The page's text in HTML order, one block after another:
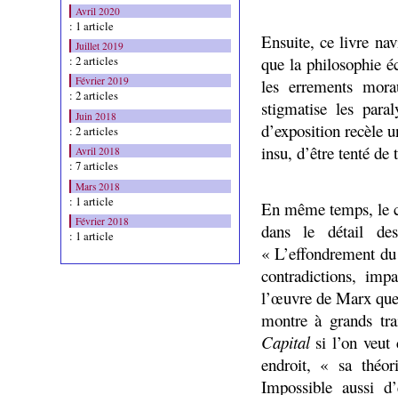
Avril 2020
: 1 article
Juillet 2019
: 2 articles
Février 2019
: 2 articles
Juin 2018
: 2 articles
Avril 2018
: 7 articles
Mars 2018
: 1 article
Février 2018
: 1 article
Ensuite, ce livre
que la philosophie
les errements
stigmatise les
d’exposition recèle
insu, d’être tenté
En même temps, le
dans le détail
« L’effondrement
contradictions,
l’œuvre de Marx
montre à grands
Capitalsi l’on veut
endroit, « sa
Impossible aussi